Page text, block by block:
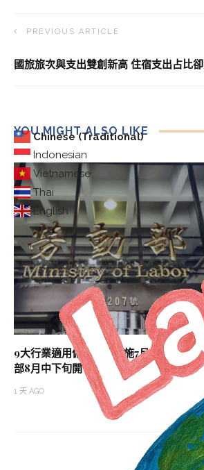
Chinese (Traditional)
Indonesian
Vietnamese
Thai
English
PREVIOUS ARTICLE
國旅旅次與支出雙創新高 住宿支出占比
YOU MIGHT ALSO LIKE
9大行業適用僱用安定措施7月底截止 勞動
部8月中下旬開會研議是否延長
1 天 AGO